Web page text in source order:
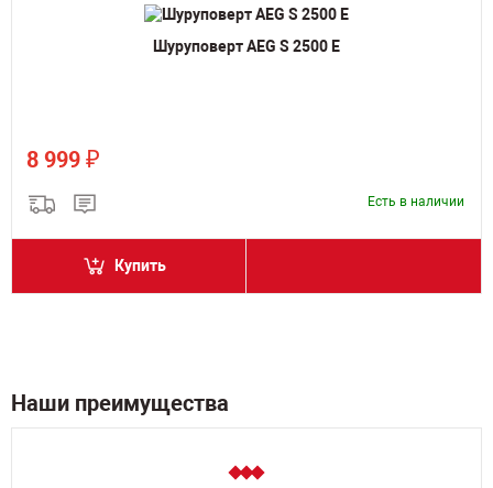
Шуруповерт AEG S 2500 E
8 999 ₽
Есть в наличии
Купить
Наши преимущества